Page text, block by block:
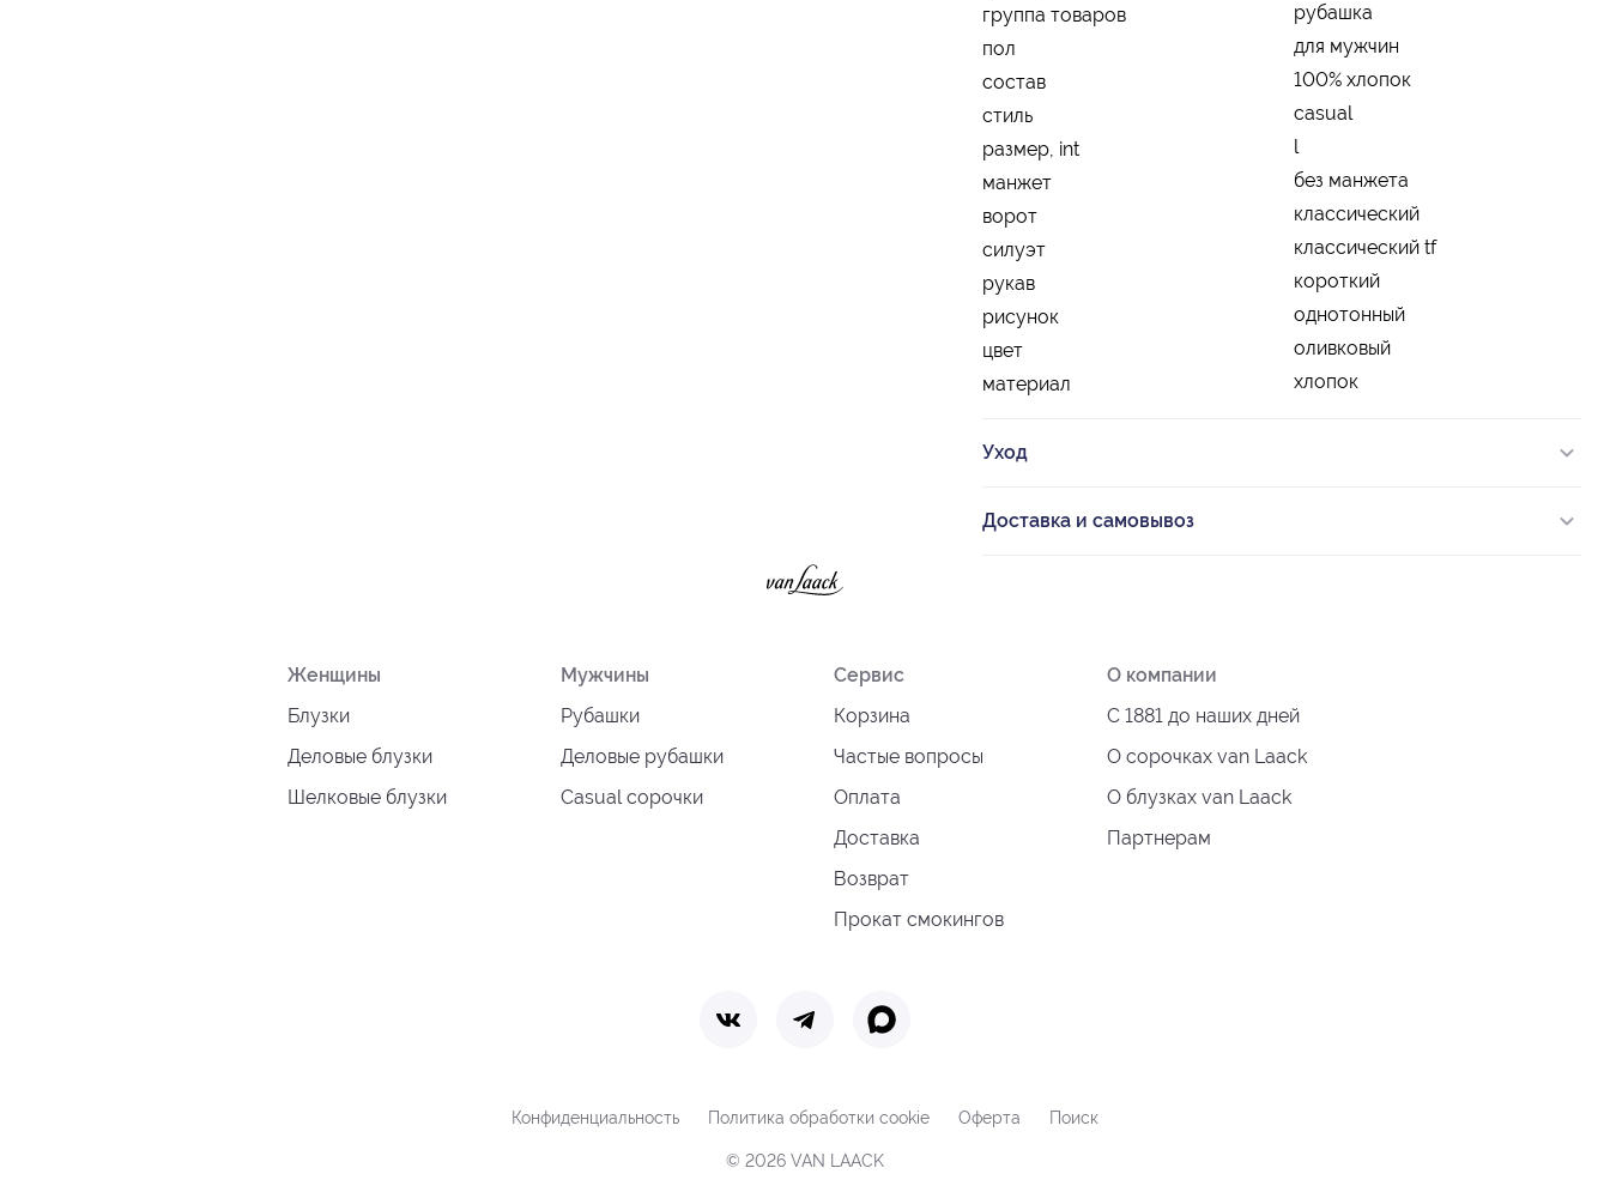
группа товаров
рубашка
пол
для мужчин
состав
100% хлопок
стиль
casual
размер, int
l
манжет
без манжета
ворот
классический
силуэт
классический tf
рукав
короткий
рисунок
однотонный
цвет
оливковый
материал
хлопок
Уход
Доставка и самовывоз
Женщины
Блузки
Деловые блузки
Шелковые блузки
Мужчины
Рубашки
Деловые рубашки
Casual сорочки
Сервис
Корзина
Частые вопросы
Оплата
Доставка
Возврат
Прокат смокингов
О компании
С 1881 до наших дней
О сорочках van Laack
О блузках van Laack
Партнерам
Конфиденциальность Политика обработки cookie Оферта Поиск
© 2026 VAN LAACK